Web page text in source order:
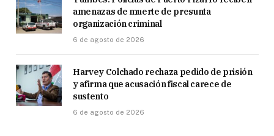
amenazas de muerte de presunta
organización criminal
6 de agosto de 2026
Harvey Colchado rechaza pedido de prisión
y afirma que acusación fiscal carece de
sustento
6 de agosto de 2026